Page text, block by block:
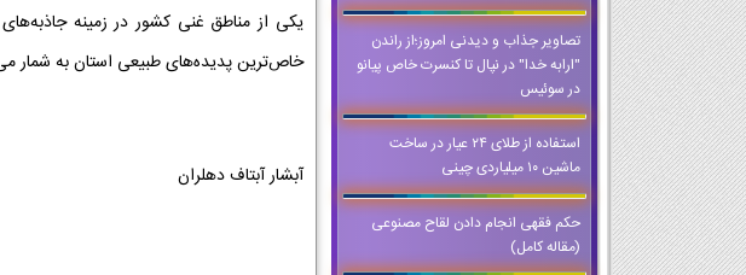
تصاویر جذاب و دیدنی امروز؛از راندن
"ارابه خدا" در نپال تا کنسرت خاص پیانو
در سوئیس
استفاده از طلای ۲۴ عیار در ساخت
ماشین ۱۰ میلیاردی چینی
حکم فقهی انجام دادن لقاح مصنوعی
(مقاله کامل)
یکی از مناطق غنی کشور در زمینه
خاص‌ترین پدیده‌های طبیعی استان به شمار
آبشار آبتاف دهلران